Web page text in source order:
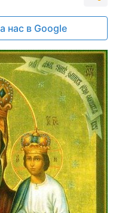
нас в Google